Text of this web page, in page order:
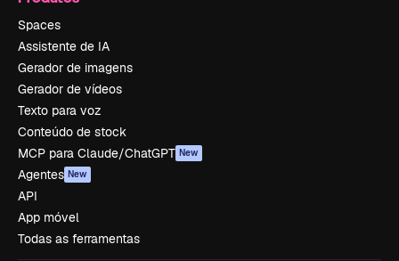
Spaces
Assistente de IA
Gerador de imagens
Gerador de vídeos
Texto para voz
Conteúdo de stock
MCP para Claude/ChatGPT New
Agentes New
API
App móvel
Todas as ferramentas